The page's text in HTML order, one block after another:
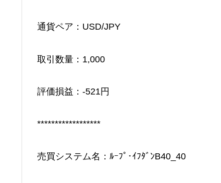
通貨ペア：USD/JPY
取引数量：1,000
評価損益：-521円
******************
売買システム名：ﾙｰﾌﾟ･ｲﾌﾀﾞﾝB40_40